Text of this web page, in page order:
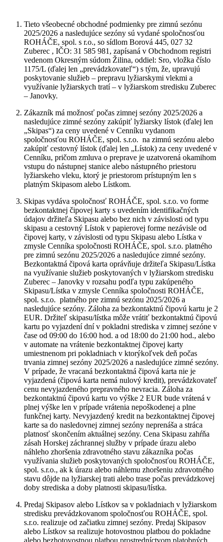
Tieto všeobecné obchodné podmienky pre zimnú sezónu
2025/2026 a nasledujúce sezóny sú vydané spoločnosťou
ROHÁČE, spol. s r.o., so sídlom Borová 445, 027 32
Zuberec , IČO: 31 585 981, zapísaná v Obchodnom registri
vedenom Okresným súdom Žilina, oddiel: Sro, vložka číslo
1175/L (ďalej len „prevádzkovateľ“) s tým, že, upravujú
poskytovanie služieb – prepravu lyžiarskymi vlekmi a
využívanie lyžiarskych tratí – v lyžiarskom stredisku Zuberec
– Janovky.
Zákazník má možnosť počas zimnej sezóny 2025/2026 a
nasledujúce zimné sezóny zakúpiť lyžiarsky lístok (ďalej len
„Skipas“) za ceny uvedené v Cenníku vydanom
spoločnosťou ROHÁČE, spol. s.r.o. na zimnú sezónu alebo
zakúpiť cestovný lístok (ďalej len „Lístok) za ceny uvedené v
Cenníku, pričom zmluva o preprave je uzatvorená okamihom
vstupu do nástupnej stanice alebo nástupného priestoru
lyžiarskeho vleku, ktorý je priestorom prístupným len s
platným Skipasom alebo Lístkom.
Skipas vydáva spoločnosť ROHÁČE, spol. s.r.o. vo forme
bezkontaktnej čipovej karty s uvedením identifikačných
údajov držiteľa Skipasu alebo bez nich v závislosti od typu
skipasu a cestovný Lístok v papierovej forme nezávisle od
čipovej karty, v závislosti od typu Skipasu alebo Lístka v
zmysle Cenníka spoločnosti ROHÁČE, spol. s.r.o. platného
pre zimnú sezónu 2025/2026 a nasledujúce zimné sezóny.
Bezkontaktná čipová karta oprávňuje držiteľa Skipasu/Lístka
na využívanie služieb poskytovaných v lyžiarskom stredisku
Zuberec – Janovky v rozsahu podľa typu zakúpeného
Skipasu/Lístka v zmysle Cenníka spoločnosti ROHÁČE,
spol. s.r.o. platného pre zimnú sezónu 2025/2026 a
nasledujúce sezóny. Záloha za bezkontaktnú čipovú kartu je 2
EUR. Držiteľ skipasu/lístka môže vrátiť bezkontaktnú čipovú
kartu po vyjazdení dní v pokladni strediska v zimnej sezóne v
čase od 09:00 do 16:00 hod. a od 18:00 do 21:00 hod., alebo
v automate na vrátenie bezkontaktnej čipovej karty
umiestnenom pri pokladniach v ktorýkoľvek deň počas
trvania zimnej sezóny 2025/2026 a nasledujúce zimné sezóny.
V prípade, že vracaná bezkontaktná čipová karta nie je
vyjazdená (čipová karta nemá nulový kredit), prevádzkovateľ
cenu nevyjazdeného prepravného nevracia. Záloha za
bezkontaktnú čipovú kartu vo výške 2 EUR bude vrátená v
plnej výške len v prípade vrátenia nepoškodenej a plne
funkčnej karty. Nevyjazdený kredit na bezkontaktnej čipovej
karte sa do nasledovnej zimnej sezóny neprenáša a stráca
platnosť skončením aktuálnej sezóny. Cena Skipasu zahŕňa
zásah Horskej záchrannej služby v prípade úrazu alebo
náhleho zhoršenia zdravotného stavu zákazníka počas
využívania služieb poskytovaných spoločnosťou ROHÁČE,
spol. s.r.o., ak k úrazu alebo náhlemu zhoršeniu zdravotného
stavu dôjde na lyžiarskej trati alebo trase počas prevádzkovej
doby strediska a doby platnosti skipasu/lístka.
Predaj Skipasov alebo Lístkov sa v pokladniach v lyžiarskom
stredisku prevádzkovanom spoločnosťou ROHÁČE, spol.
s.r.o. realizuje od začiatku zimnej sezóny. Predaj Skipasov
alebo Lístkov sa realizuje hotovostnou platbou do pokladne
alebo bezhotovostnou platbou prostredníctvom platobných